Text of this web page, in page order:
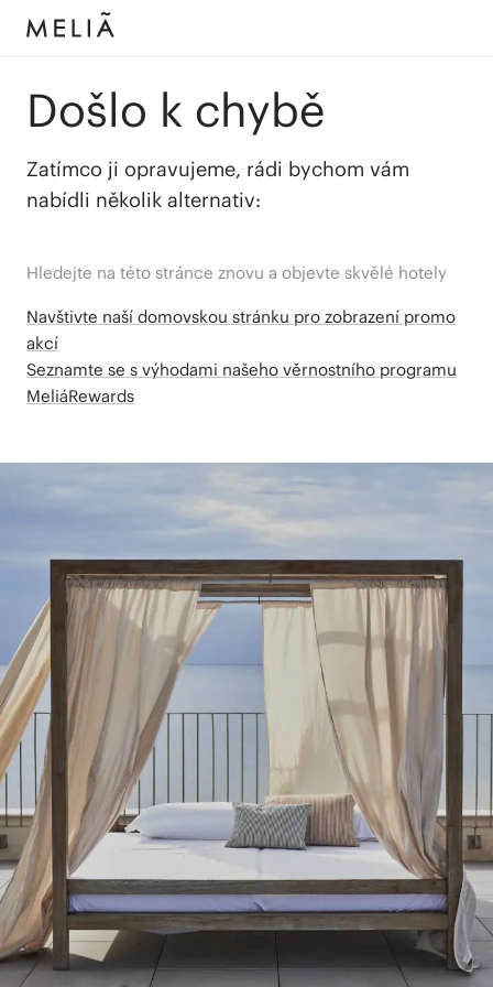
Došlo k chybě
Zatímco ji opravujeme, rádi bychom vám
nabídli několik alternativ:
Hledejte na této stránce znovu a objevte skvělé hotely
Navštivte naší domovskou stránku pro zobrazení promo
akcí
Seznamte se s výhodami našeho věrnostního programu
MeliáRewards